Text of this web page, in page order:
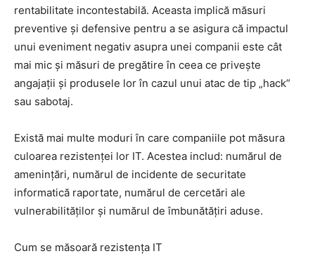
rentabilitate incontestabilă. Aceasta implică măsuri
preventive și defensive pentru a se asigura că impactul
unui eveniment negativ asupra unei companii este cât
mai mic și măsuri de pregătire în ceea ce privește
angajații și produsele lor în cazul unui atac de tip „hack”
sau sabotaj.
Există mai multe moduri în care companiile pot măsura
culoarea rezistenței lor IT. Acestea includ: numărul de
amenințări, numărul de incidente de securitate
informatică raportate, numărul de cercetări ale
vulnerabilităților și numărul de îmbunătățiri aduse.
Cum se măsoară rezistența IT